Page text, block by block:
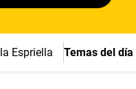
Espriella Temas del día